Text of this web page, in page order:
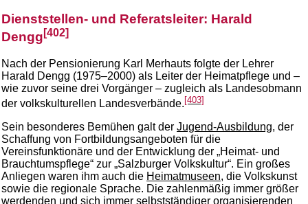
Dienststellen- und Referatsleiter: Harald
Dengg [402]
Nach der Pensionierung Karl Merhauts folgte der Lehrer
Harald Dengg (1975–2000) als Leiter der Heimatpflege und –
wie zuvor seine drei Vorgänger – zugleich als Landesobmann
der volkskulturellen Landesverbände. [403]
Sein besonderes Bemühen galt der Jugend-Ausbildung, der
Schaffung von Fortbildungsangeboten für die
Vereinsfunktionäre und der Entwicklung der „Heimat- und
Brauchtumspflege“ zur „Salzburger Volkskultur“. Ein großes
Anliegen waren ihm auch die Heimatmuseen, die Volkskunst
sowie die regionale Sprache. Die zahlenmäßig immer größer
werdenden und sich immer selbstständiger organisierenden